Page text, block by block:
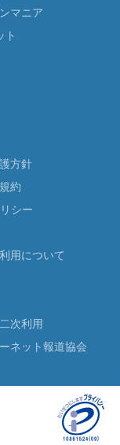
マニア
ト
方針
約
シー
用について
次利用
ネット報道協会